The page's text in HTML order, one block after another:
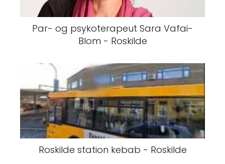
Par- og psykoterapeut Sara Vafai-
Blom - Roskilde
Roskilde station kebab - Roskilde